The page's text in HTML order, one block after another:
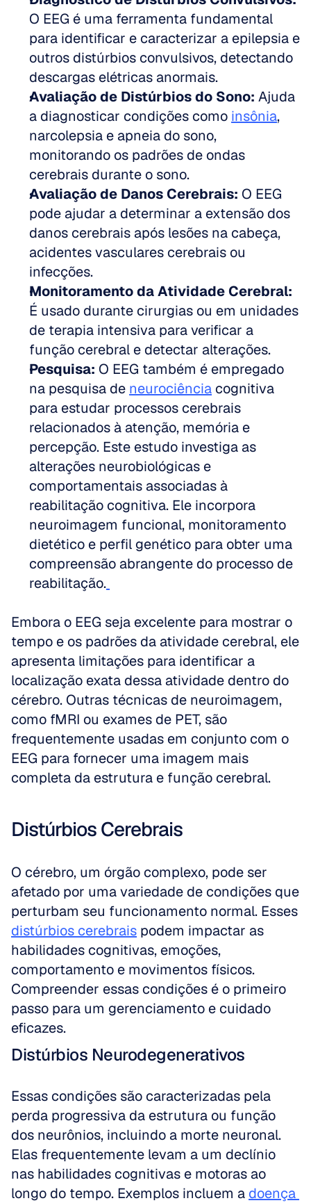
O EEG é uma ferramenta fundamental
para identificar e caracterizar a epilepsia e
outros distúrbios convulsivos, detectando
descargas elétricas anormais.
Avaliação de Distúrbios do Sono: Ajuda
a diagnosticar condições como insônia,
narcolepsia e apneia do sono,
monitorando os padrões de ondas
cerebrais durante o sono.
Avaliação de Danos Cerebrais: O EEG
pode ajudar a determinar a extensão dos
danos cerebrais após lesões na cabeça,
acidentes vasculares cerebrais ou
infecções.
Monitoramento da Atividade Cerebral:
É usado durante cirurgias ou em unidades
de terapia intensiva para verificar a
função cerebral e detectar alterações.
Pesquisa: O EEG também é empregado
na pesquisa de neurociência cognitiva
para estudar processos cerebrais
relacionados à atenção, memória e
percepção. Este estudo investiga as
alterações neurobiológicas e
comportamentais associadas à
reabilitação cognitiva. Ele incorpora
neuroimagem funcional, monitoramento
dietético e perfil genético para obter uma
compreensão abrangente do processo de
reabilitação.
Embora o EEG seja excelente para mostrar o
tempo e os padrões da atividade cerebral, ele
apresenta limitações para identificar a
localização exata dessa atividade dentro do
cérebro. Outras técnicas de neuroimagem,
como fMRI ou exames de PET, são
frequentemente usadas em conjunto com o
EEG para fornecer uma imagem mais
completa da estrutura e função cerebral.
Distúrbios Cerebrais
O cérebro, um órgão complexo, pode ser
afetado por uma variedade de condições que
distúrbios cerebrais podem impactar as
habilidades cognitivas, emoções,
comportamento e movimentos físicos.
Compreender essas condições é o primeiro
passo para um gerenciamento e cuidado
eficazes.
Distúrbios Neurodegenerativos
Essas condições são caracterizadas pela
perda progressiva da estrutura ou função
dos neurônios, incluindo a morte neuronal.
Elas frequentemente levam a um declínio
nas habilidades cognitivas e motoras ao
longo do tempo. Exemplos incluem a doença